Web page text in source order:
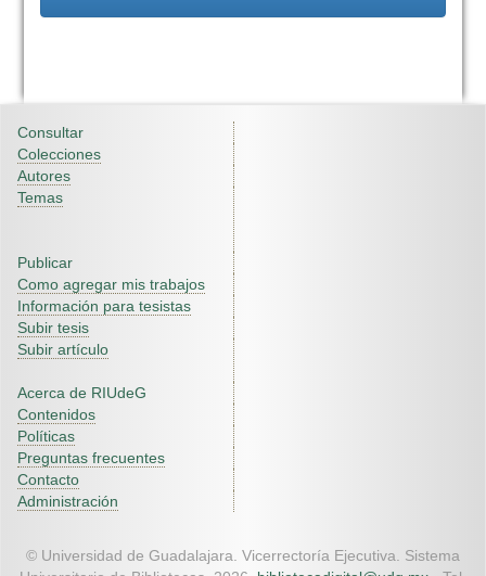
Consultar
Colecciones
Autores
Temas
Publicar
Como agregar mis trabajos
Información para tesistas
Subir tesis
Subir artículo
Acerca de RIUdeG
Contenidos
Políticas
Preguntas frecuentes
Contacto
Administración
© Universidad de Guadalajara. Vicerrectoría Ejecutiva. Sistema